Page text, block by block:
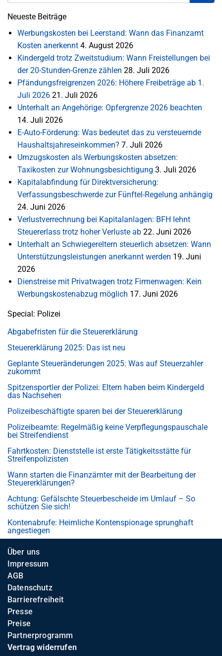
Neueste Beiträge
Werbungskosten bei Leerstand: Wann das Finanzamt
Kosten anerkennt 4. August 2026
Kindergeld trotz Zweitstudium: Wann Freistellungen bei
der 20-Stunden-Grenze zählen 28. Juli 2026
Pfändungsfreigrenzen 2026: Höhere Freibeträge ab 1.
Juli 2026 21. Juli 2026
Unterhalt an Angehörige: Opfergrenze 2026 beachten
14. Juli 2026
E-Auto-Förderung: Was bedeutet das zu versteuernde
Haushaltsjahreseinkommen? 7. Juli 2026
Umzugskosten als Werbungskosten absetzen:
Taxikosten zur Wohnungsbesichtigung 3. Juli 2026
Kapitalabfindung für Direktversicherung:
Verfassungsbeschwerde zur Fünftel-Regelung anhängig
24. Juni 2026
Verlustverrechnung bei Kapitalanlagen: BFH lehnt
Steuererlass trotz hoher Verluste ab 22. Juni 2026
Unterhalt an Schwiegereltern steuerlich absetzen: Wann
Unterstützungsleistungen anerkannt werden 19. Juni
2026
Dienstreise mit Privatwagen trotz Firmenwagen: Kein
Werbungskostenabzug möglich 17. Juni 2026
Special: Polizei
Abgabefristen für die Steuererklärung
Steuererklärung 2025: Das ist neu
Geplante Steueränderungen 2025: Was auf Steuerzahler
zukommt
Spitzensportler der Polizei: Eltern haben beim Kindergeld
das Nachsehen
Polizeibeschäftigte sparen bei der Steuererklärung
Polizeibeamte: Regelmäßig keine Verpflegungspauschale
bei Streifendienst
Fahrtkosten: Dienststelle ist erste Tätigkeitsstätte für
Streifenpolizisten
Wann starten die Finanzämter mit der Bearbeitung der
Steuererklärungen?
Achtung: Gefälschte Steuerbescheide im Umlauf – So
schützen Sie sich!
Kontenabrufe: Heimliche Kontenspionage sprunghaft
angestiegen
Über uns
Impressum
AGB
Datenschutz
Barrierefreiheit
Presse
Preise
Partnerprogramm
Vertrag widerrufen